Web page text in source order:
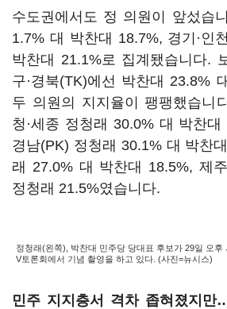
수도권에서도 정 의원이 앞섰습
1.7% 대 박찬대 18.7%, 경기·인
박찬대 21.1%로 집계됐습니다.
구·경북(TK)에선 박찬대 23.8%
두 의원의 지지율이 팽팽했습니
청·세종 정청래 30.0% 대 박찬대
경남(PK) 정청래 30.1% 대 박찬
래 27.0% 대 박찬대 18.5%, 제
정청래 21.5%였습니다.
정청래(왼쪽), 박찬대 민주당 당대표 후보가 29일 오
V토론회에서 기념 촬영을 하고 있다. (사진=뉴시스)
민주 지지층서 격차 좁혀졌지만